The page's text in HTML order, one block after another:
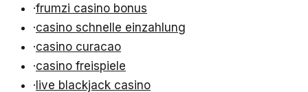
·frumzi casino bonus
·casino schnelle einzahlung
·casino curacao
·casino freispiele
·live blackjack casino